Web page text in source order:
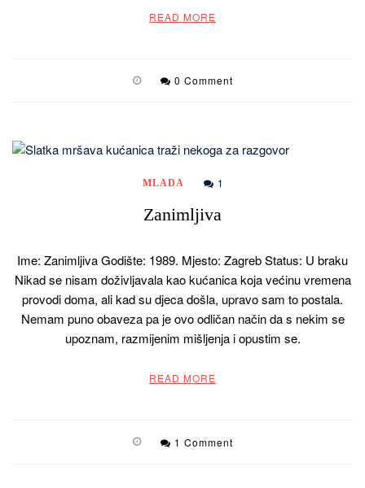
READ MORE
0 Comment
MLADA 1
Zanimljiva
Ime: Zanimljiva Godište: 1989. Mjesto: Zagreb Status: U braku
Nikad se nisam doživljavala kao kućanica koja većinu vremena
provodi doma, ali kad su djeca došla, upravo sam to postala.
Nemam puno obaveza pa je ovo odličan način da s nekim se
upoznam, razmijenim mišljenja i opustim se.
READ MORE
1 Comment